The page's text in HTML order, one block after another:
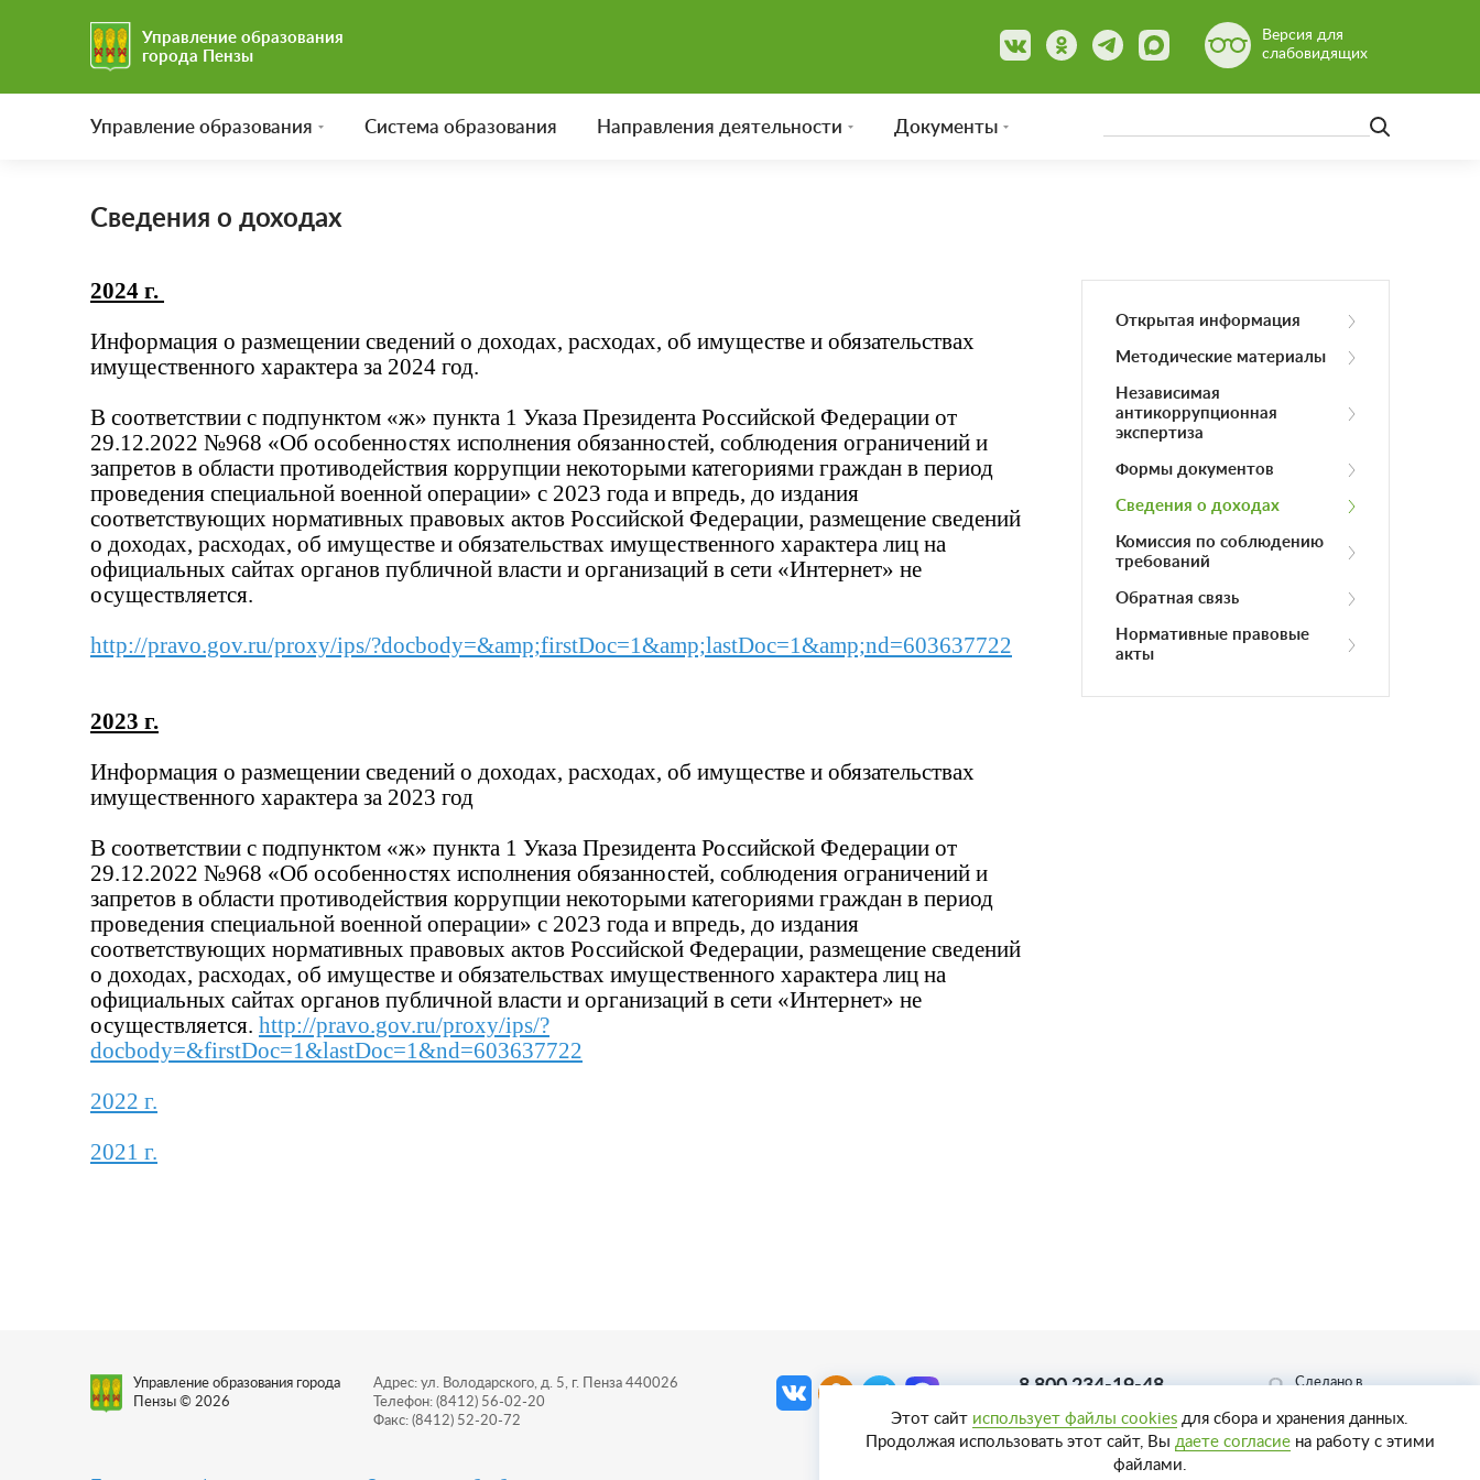
Управление образования
города Пензы
Версия для
слабовидящих
Управление образования Система образования Направления деятельности Документы
Сведения о доходах
2024 г.
Информация о размещении сведений о доходах, расходах, об имуществе и обязательствах
имущественного характера за 2024 год.
В соответствии с подпунктом «ж» пункта 1 Указа Президента Российской Федерации от
29.12.2022 №968 «Об особенностях исполнения обязанностей, соблюдения ограничений и
запретов в области противодействия коррупции некоторыми категориями граждан в период
проведения специальной военной операции» с 2023 года и впредь, до издания
соответствующих нормативных правовых актов Российской Федерации, размещение сведений
о доходах, расходах, об имуществе и обязательствах имущественного характера лиц на
официальных сайтах органов публичной власти и организаций в сети «Интернет» не
осуществляется.
http://pravo.gov.ru/proxy/ips/?docbody=&amp;firstDoc=1&amp;lastDoc=1&amp;nd=603637722
2023 г.
Информация о размещении сведений о доходах, расходах, об имуществе и обязательствах
имущественного характера за 2023 год
В соответствии с подпунктом «ж» пункта 1 Указа Президента Российской Федерации от
29.12.2022 №968 «Об особенностях исполнения обязанностей, соблюдения ограничений и
запретов в области противодействия коррупции некоторыми категориями граждан в период
проведения специальной военной операции» с 2023 года и впредь, до издания
соответствующих нормативных правовых актов Российской Федерации, размещение сведений
о доходах, расходах, об имуществе и обязательствах имущественного характера лиц на
официальных сайтах органов публичной власти и организаций в сети «Интернет» не
осуществляется. http://pravo.gov.ru/proxy/ips/?
docbody=&firstDoc=1&lastDoc=1&nd=603637722
2022 г.
2021 г.
Открытая информация
Методические материалы
Независимая
антикоррупционная
экспертиза
Формы документов
Сведения о доходах
Комиссия по соблюдению
требований
Обратная связь
Нормативные правовые
акты
Управление образования города
Пензы © 2026
Адрес: ул. Володарского, д. 5, г. Пенза 440026
Телефон: (8412) 56-02-20
Факс: (8412) 52-20-72
8 800 234-19-48
Сделано в
Этот сайт использует файлы cookies для сбора и хранения данных.
Продолжая использовать этот сайт, Вы даете согласиена работу с этими
файлами.